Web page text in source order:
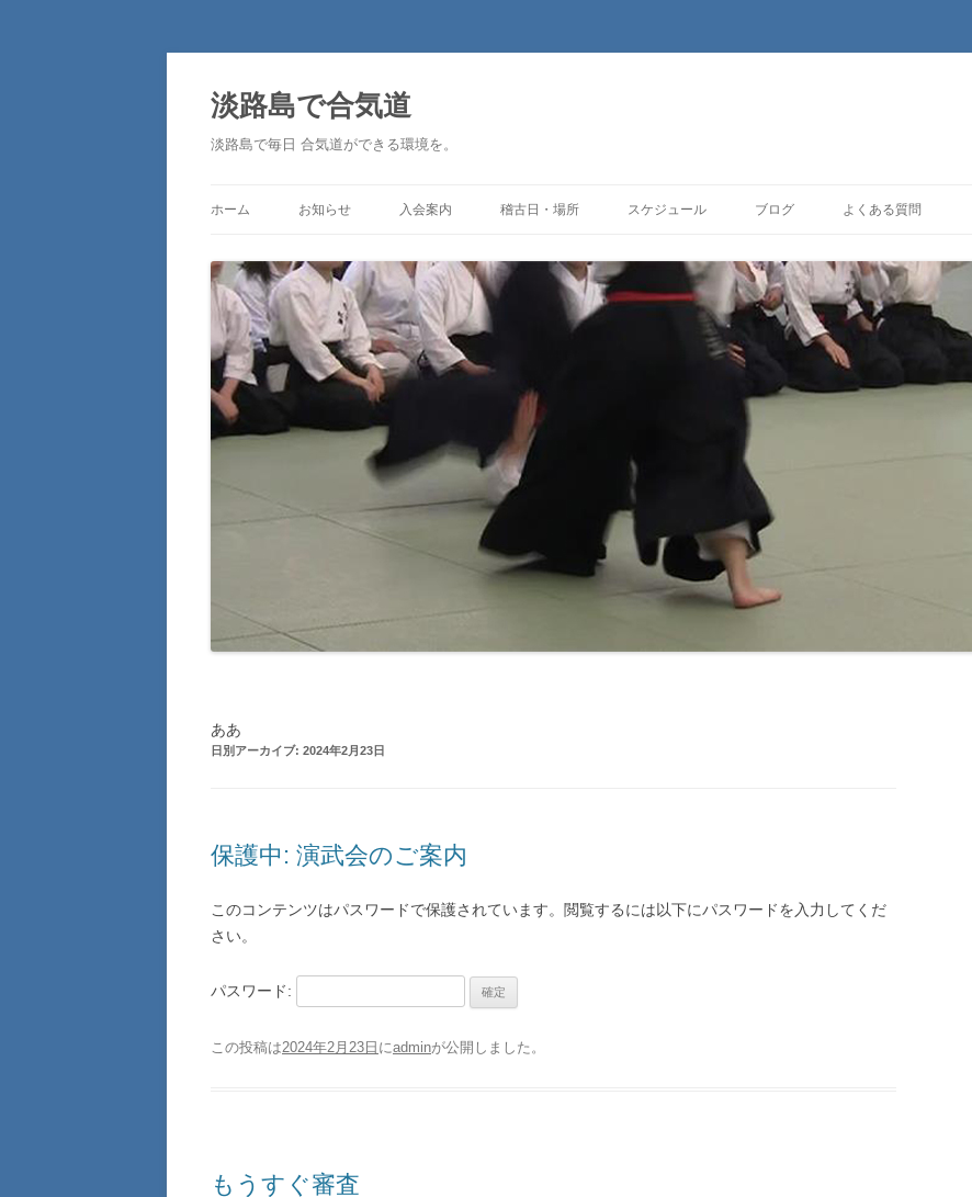
淡路島で合気道
淡路島で毎日 合気道ができる環境を。
ホーム お知らせ 入会案内 稽古日・場所 スケジュール ブログ よくある質問
ああ
日別アーカイブ: 2024年2月23日
保護中: 演武会のご案内
このコンテンツはパスワードで保護されています。閲覧するには以下にパスワードを入力してくだ
さい。
パスワード:
この投稿は2024年2月23日 にadminが公開しました 。
もうすぐ審査